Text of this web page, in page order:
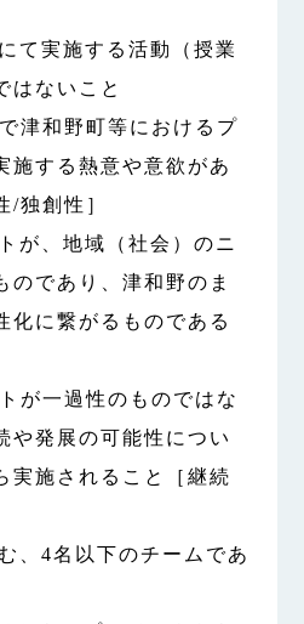
て実施する活動（授業
はないこと
津和野町等におけるプ
施する熱意や意欲があ
/独創性］
が、地域（社会）のニ
のであり、津和野のま
化に繋がるものである
性］
が一過性のものではな
や発展の可能性につい
実施されること［継続
、4名以下のチームであ